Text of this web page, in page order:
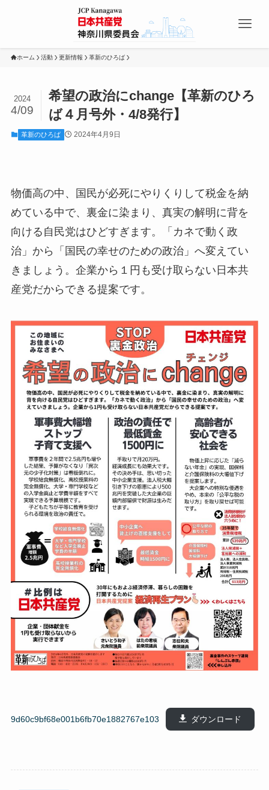
ホーム 活動 更新情報 革新のひろば
希望の政治にchange【革新のひろ
ば４月号外・4/8発行】
2024
4/09
革新のひろば 2024年4月9日
物価高の中、国民が必死にやりくりして税金を納
めている中で、裏金に染まり、真実の解明に背を
向ける自民党はひどすぎます。「カネで動く政
治」から「国民の幸せのための政治」へ変えてい
きましょう。企業から１円も受け取らない日本共
産党だからできる提案です。
9d60c9bf68e001b6fb70e1882767e103 ダウンロード